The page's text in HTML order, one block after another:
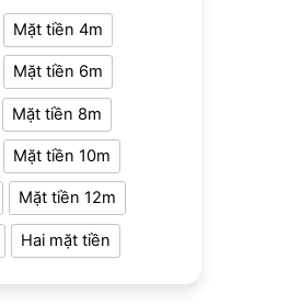
Mặt tiền 4m
Mặt tiền 6m
Mặt tiền 8m
Mặt tiền 10m
Mặt tiền 12m
Hai mặt tiền